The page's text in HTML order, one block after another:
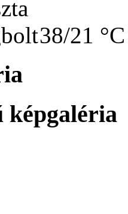
38/21 °C
képgaléria